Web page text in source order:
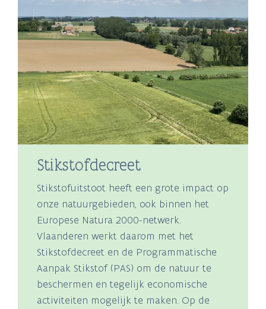
Stikstofdecreet
Stikstofuitstoot heeft een grote impact op
onze natuurgebieden, ook binnen het
Europese Natura 2000-netwerk.
Vlaanderen werkt daarom met het
Stikstofdecreet en de Programmatische
Aanpak Stikstof (PAS) om de natuur te
beschermen en tegelijk economische
activiteiten mogelijk te maken. Op de